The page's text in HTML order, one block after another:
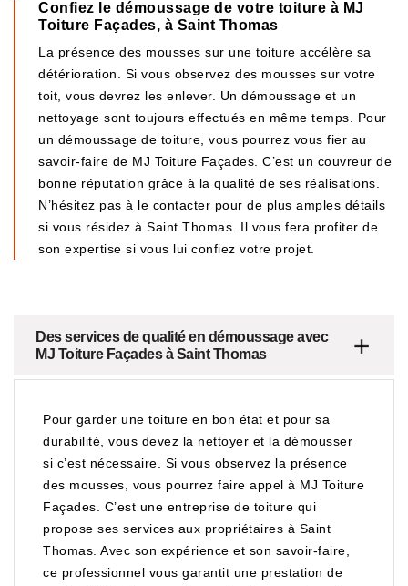
Confiez le démoussage de votre toiture à MJ
Toiture Façades, à Saint Thomas
La présence des mousses sur une toiture accélère sa
détérioration. Si vous observez des mousses sur votre
toit, vous devrez les enlever. Un démoussage et un
nettoyage sont toujours effectués en même temps. Pour
un démoussage de toiture, vous pourrez vous fier au
savoir-faire de MJ Toiture Façades. C’est un couvreur de
bonne réputation grâce à la qualité de ses réalisations.
N’hésitez pas à le contacter pour de plus amples détails
si vous résidez à Saint Thomas. Il vous fera profiter de
son expertise si vous lui confiez votre projet.
Des services de qualité en démoussage avec
MJ Toiture Façades à Saint Thomas
Pour garder une toiture en bon état et pour sa
durabilité, vous devez la nettoyer et la démousser
si c’est nécessaire. Si vous observez la présence
des mousses, vous pourrez faire appel à MJ Toiture
Façades. C’est une entreprise de toiture qui
propose ses services aux propriétaires à Saint
Thomas. Avec son expérience et son savoir-faire,
ce professionnel vous garantit une prestation de